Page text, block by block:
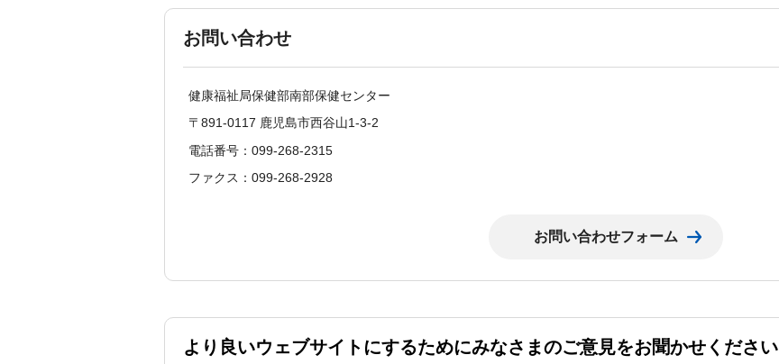
お問い合わせ
健康福祉局保健部南部保健センター
〒891-0117 鹿児島市西谷山1-3-2
電話番号：099-268-2315
ファクス：099-268-2928
より良いウェブサイトにするためにみなさまのご意見をお聞かせください